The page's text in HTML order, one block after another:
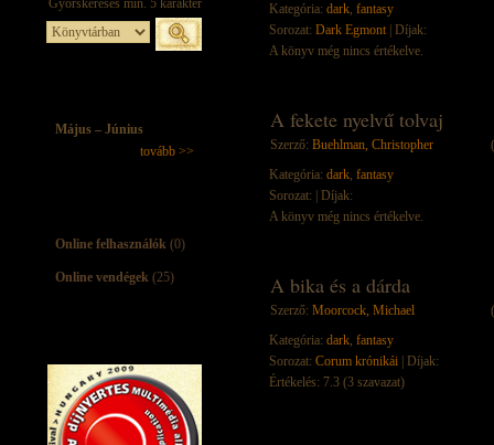
Május – Június
tovább >>
Online felhasználók (0)
Online vendégek (25)
Kategória: dark, fantasy
Sorozat: Dark Egmont | Díjak:
A könyv még nincs értékelve.
A ​fekete nyelvű tolvaj
Szerző: Buehlman, Christopher
Kategória: dark, fantasy
Sorozat:
| Díjak:
A könyv még nincs értékelve.
A bika és a dárda
Szerző: Moorcock, Michael
Kategória: dark, fantasy
Sorozat: Corum krónikái | Díjak:
Értékelés: 7.3 (3 szavazat)